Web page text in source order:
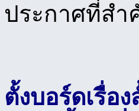
ประกาศที่ส
ตั้งบอร์ดเรื่อ